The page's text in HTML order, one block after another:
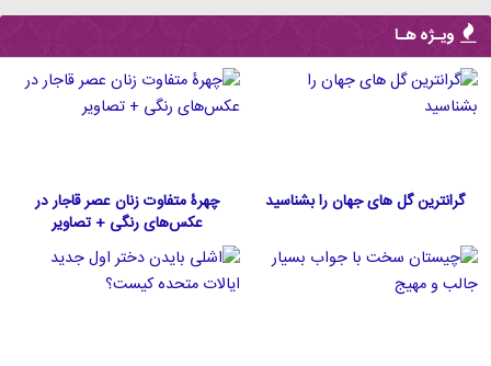
ویـژه هـا
گرانترین گل های جهان را بشناسید
چهرۀ متفاوت زنان عصر قاجار در
عکس‌های رنگی + تصاویر